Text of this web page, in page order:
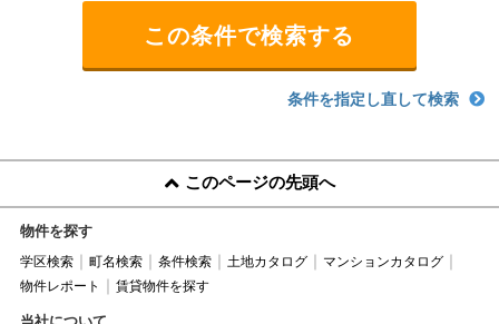
条件を指定し直して検索
このページの先頭へ
物件を探す
学区検索 町名検索 条件検索 土地カタログ
マンションカタログ
物件レポート
賃貸物件を探す